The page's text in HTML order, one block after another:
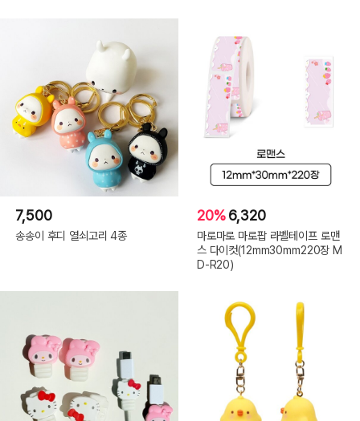
7,500
송송이 후디 열쇠고리 4종
20%6,320
마로마로 마로팝 라벨테이프 로맨
스 다이컷(12mm30mm220장 M
D-R20)